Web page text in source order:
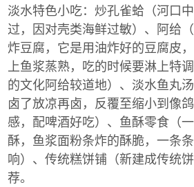
淡水特色小吃：炒孔雀蛤（河口
过，因对壳类海鲜过敏）、阿给
炸豆腐，它是用油炸好的豆腐皮
上鱼浆蒸熟，吃的时候要淋上特
的文化阿给较道地）、淡水鱼丸
卤了放凉再卤，反覆至缩小到像
感，配啤酒好吃）、鱼酥零食（
酥，鱼浆面粉条炸的酥脆，一条
响）、传统糕饼铺（新建成传统
荐。